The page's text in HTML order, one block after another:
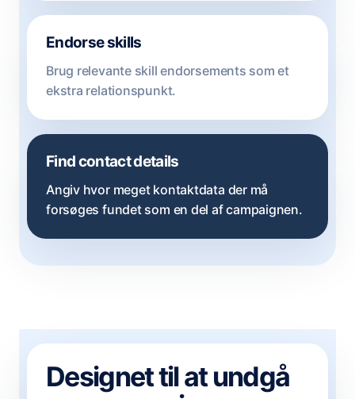
Endorse skills
Brug relevante skill endorsements som et
ekstra relationspunkt.
Find contact details
Angiv hvor meget kontaktdata der må
forsøges fundet som en del af campaignen.
Designet til at undgå